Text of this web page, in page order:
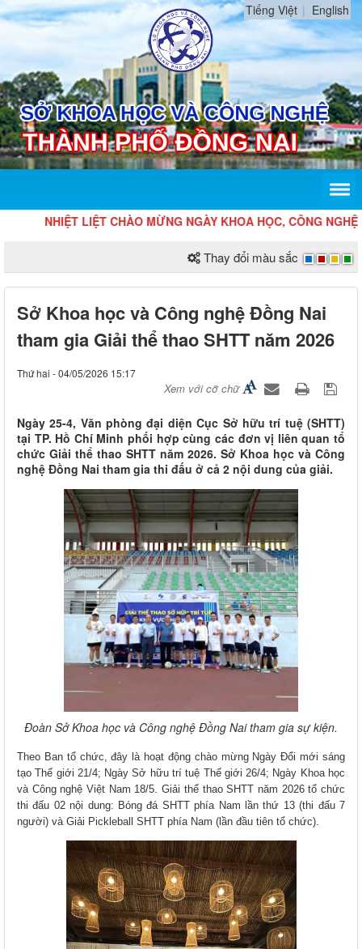
Tiếng Việt English
NHIỆT LIỆT CHÀO MỪNG NGÀY KHOA HỌC, CÔNG NGHỆ
Thay đổi màu sắc
Sở Khoa học và Công nghệ Đồng Nai
tham gia Giải thể thao SHTT năm 2026
Thứ hai - 04/05/2026 15:17
Xem với cỡ chữ
Ngày 25-4, Văn phòng đại diện Cục Sở hữu trí tuệ (SHTT)
tại TP. Hồ Chí Minh phối hợp cùng các đơn vị liên quan tổ
chức Giải thể thao SHTT năm 2026. Sở Khoa học và Công
nghệ Đồng Nai tham gia thi đấu ở cả 2 nội dung của giải.
Đoàn Sở Khoa học và Công nghệ Đồng Nai tham gia sự kiện.
Theo Ban tổ chức, đây là hoạt động chào mừng Ngày Đổi mới sáng
tạo Thế giới 21/4; Ngày Sở hữu trí tuệ Thế giới 26/4; Ngày Khoa học
và Công nghệ Việt Nam 18/5. Giải thể thao SHTT năm 2026 tổ chức
thi đấu 02 nội dung: Bóng đá SHTT phía Nam lần thứ 13 (thi đấu 7
người) và Giải Pickleball SHTT phía Nam (lần đầu tiên tổ chức).